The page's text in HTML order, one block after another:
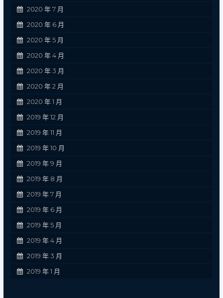
2020 年 7 月
2020 年 6 月
2020 年 5 月
2020 年 4 月
2020 年 3 月
2020 年 2 月
2020 年 1 月
2019 年 12 月
2019 年 11 月
2019 年 10 月
2019 年 9 月
2019 年 8 月
2019 年 7 月
2019 年 6 月
2019 年 5 月
2019 年 4 月
2019 年 3 月
2019 年 1 月